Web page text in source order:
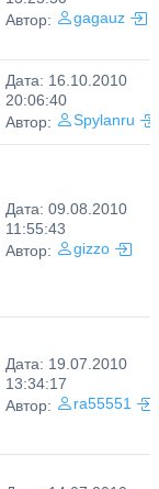
Автор:
gagauz
Дата: 16.10.2010
20:06:40
Автор:
Spylanru
Дата: 09.08.2010
11:55:43
Автор:
gizzo
Дата: 19.07.2010
13:34:17
Автор:
ra55551